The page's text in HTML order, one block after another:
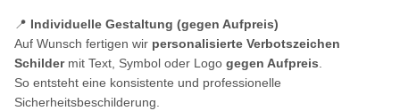
📍 Individuelle Gestaltung (gegen Aufpreis)
Auf Wunsch fertigen wir personalisierte Verbotszeichen
Schildermit Text, Symbol oder Logo gegen Aufpreis
So entsteht eine konsistente und professionelle
Sicherheitsbeschilderung.